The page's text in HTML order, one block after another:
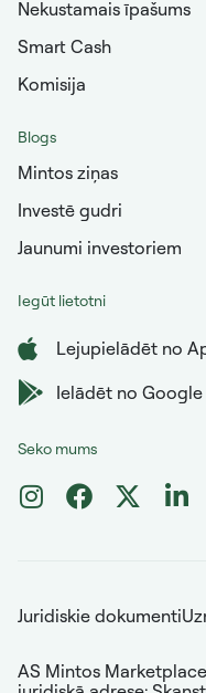
Nekustamais īpašums
Smart Cash
Komisija
Blogs
Mintos ziņas
Investē gudri
Jaunumi investoriem
Iegūt lietotni
Lejupielādēt no
Ielādēt no Google
Seko mums
Juridiskie dokumenti
AS Mintos